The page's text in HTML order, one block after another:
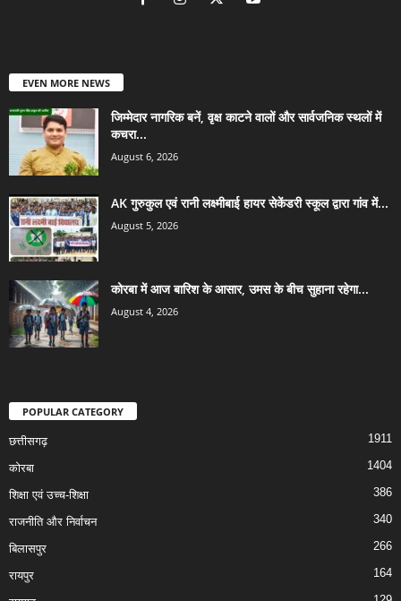
EVEN MORE NEWS
जिम्मेदार नागरिक बनें, वृक्ष काटने वालों और सार्वजनिक स्थलों में
कचरा...
August 6, 2026
AK गुरुकुल एवं रानी लक्ष्मीबाई हायर सेकेंडरी स्कूल द्वारा गांव में...
August 5, 2026
कोरबा में आज बारिश के आसार, उमस के बीच सुहाना रहेगा...
August 4, 2026
POPULAR CATEGORY
छत्तीसगढ़ 1911
कोरबा 1404
शिक्षा एवं उच्च-शिक्षा 386
राजनीति और निर्वाचन 340
बिलासपुर 266
रायपुर 164